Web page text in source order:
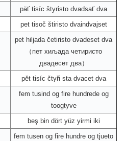
päť tisíc štyristo dvadsať dva
pet tisoč štiristo dvaindvajset
pet hiljada četiristo dvadeset dva
（пет хиљада четиристо
двадесет два）
pět tisíc čtyři sta dvacet dva
fem tusind og fire hundrede og
toogtyve
beş bin dört yüz yirmi iki
fem tusen og fire hundre og tjueto